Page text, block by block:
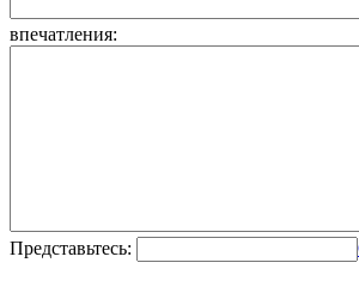
впечатления:
Представьтесь: